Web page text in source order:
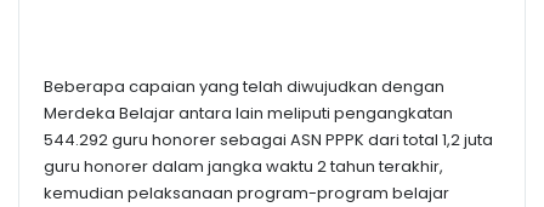
Beberapa capaian yang telah diwujudkan dengan
Merdeka Belajar antara lain meliputi pengangkatan
544.292 guru honorer sebagai ASN PPPK dari total 1,2 juta
guru honorer dalam jangka waktu 2 tahun terakhir,
kemudian pelaksanaan program-program belajar